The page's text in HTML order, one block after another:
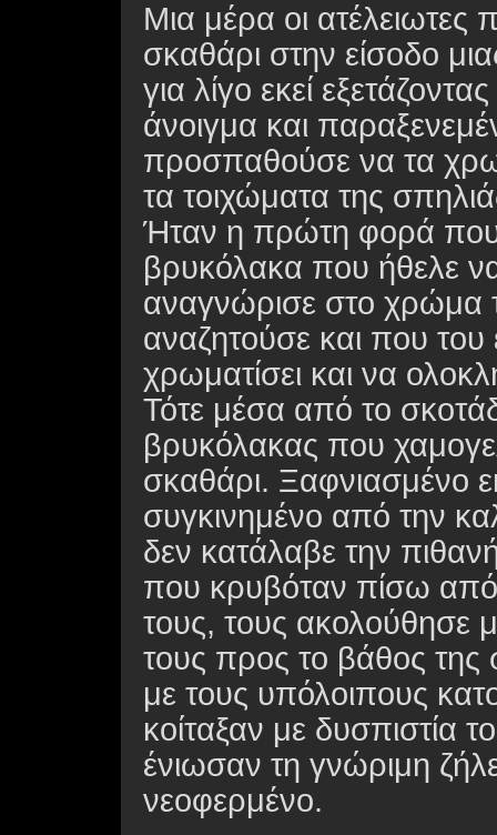
Μια μέρα οι ατέλειωτες
σκαθάρι στην είσοδο
για λίγο εκεί
άνοιγμα και
προσπαθούσε να τα
τα τοιχώματα της
Ήταν η πρώτη φορά που
βρυκόλακα που ήθελε να
αναγνώρισε στο χρώμα
αναζητούσε και που του
χρωματίσει και να
Τότε μέσα από το
βρυκόλακας που
σκαθάρι. Ξαφνιασμένο
συγκινημένο από την
δεν κατάλαβε την πιθανή
που κρυβόταν πίσω
τους, τους ακολούθησε
τους προς το βάθος της
με τους υπόλοιπους
κοίταξαν με δυσπιστία
ένιωσαν τη γνώριμη
νεοφερμένο.